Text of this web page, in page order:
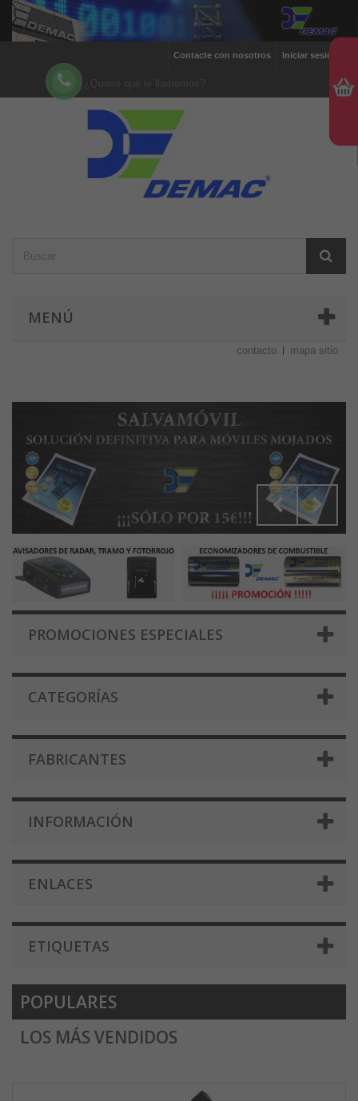
Iniciar sesión
Contacte con nosotros
MENÚ
contacto mapa sitio
PROMOCIONES ESPECIALES
CATEGORÍAS
FABRICANTES
INFORMACIÓN
ENLACES
ETIQUETAS
POPULARES
LOS MÁS VENDIDOS